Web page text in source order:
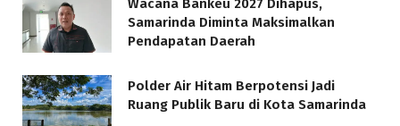
Wacana Bankeu 2027 Dihapus,
Samarinda Diminta Maksimalkan
Pendapatan Daerah
Polder Air Hitam Berpotensi Jadi
Ruang Publik Baru di Kota Samarinda